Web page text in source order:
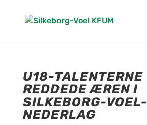
U18-TALENTERNE
REDDEDE ÆREN I
SILKEBORG-VOEL-
NEDERLAG